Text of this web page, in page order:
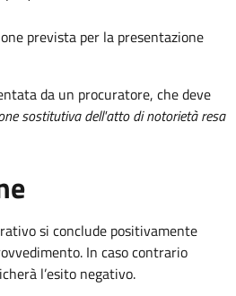
prevista per la presentazione
da un procuratore, che deve
sostitutiva dell'atto di notorietà resa
si conclude positivamente
In caso contrario
l’esito negativo.